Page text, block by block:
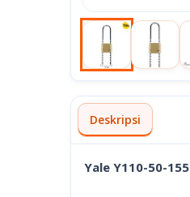
Deskripsi
Yale Y110-50-